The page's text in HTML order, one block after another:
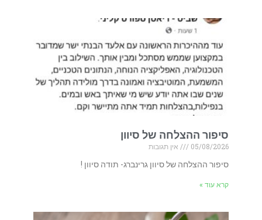
סיפור ההצלחה של סיוון
05/08/2026
אין תגובות
סיפור ההצלחה של סיוון גרינברג- תודה סיוון !
קרא עוד »